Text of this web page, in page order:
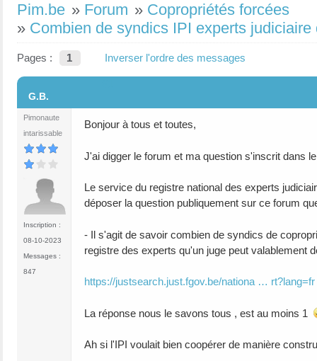
Pim.be » Forum » Copropriétés forcées
» Combien de syndics IPI experts
Pages : 1 Inverser l'ordre des messages
G.B.
Pimonaute
intarissable
Inscription :
08-10-2023
Messages :
847
Bonjour à tous et toutes,
J'ai digger le forum et ma question s'inscrit dans
Le service du registre national des experts
déposer la question publiquement sur ce forum
- Il s'agit de savoir combien de syndics de
registre des experts qu'un juge peut valablement
https://justsearch.just.fgov.be/nationa … rt?lang=fr
La réponse nous le savons tous , est au moins 1
Ah si l'IPI voulait bien coopérer de manière